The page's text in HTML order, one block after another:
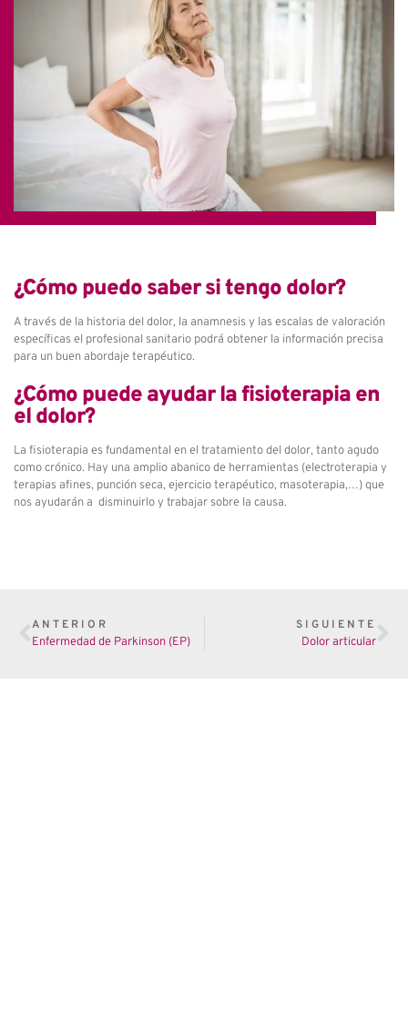
¿Cómo puedo saber si tengo dolor?
A través de la historia del dolor, la anamnesis y las escalas de valoración
específicas el profesional sanitario podrá obtener la información precisa
para un buen abordaje terapéutico.
¿Cómo puede ayudar la fisioterapia en
el dolor?
La fisioterapia es fundamental en el tratamiento del dolor, tanto agudo
como crónico. Hay una amplio abanico de herramientas (electroterapia y
terapias afines, punción seca, ejercicio terapéutico, masoterapia,…) que
nos ayudarán a disminuirlo y trabajar sobre la causa.
ANTERIOR
Enfermedad de Parkinson (EP)
SIGUIENTE
Dolor articular